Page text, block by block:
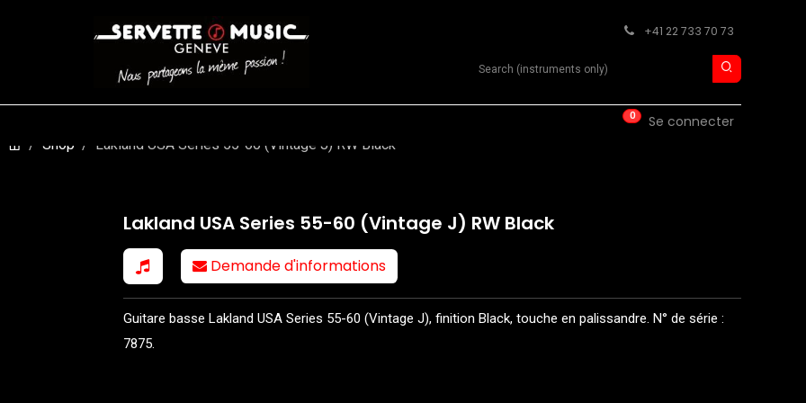
+41 22 733 70 73
Search product
0 Se connecter
Shop Lakland USA Series 55-60 (Vintage J) RW Black
Lakland USA Series 55-60 (Vintage J) RW Black
Demande d'informations
Guitare basse Lakland USA Series 55-60 (Vintage J), finition Black, touche en palissandre. N° de série :
7875.